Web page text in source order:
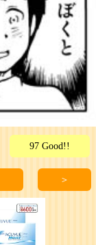
97 Good!!
＞